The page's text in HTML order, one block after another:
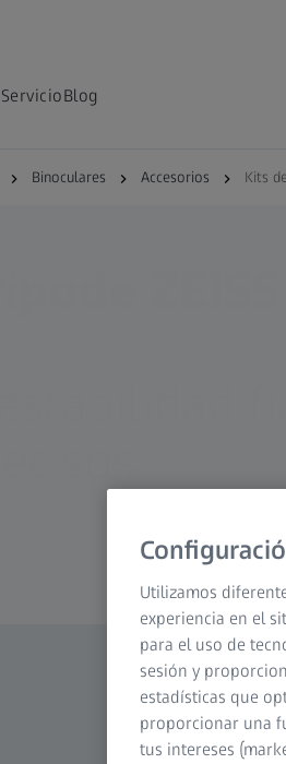
ServicioBlog
Binoculares Accesorios Kits
Utilizamos
experiencia en el
para el uso de
sesión y
estadísticas que
proporcionar una
tus intereses